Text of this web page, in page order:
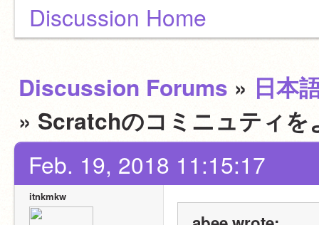
Discussion Home
Discussion Forums » 日本
» Scratchのコミニュティ
Feb. 19, 2018 11:15:17
itnkmkw